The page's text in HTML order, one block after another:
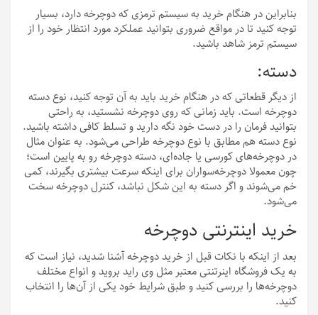
بنابراین در هنگام خرید به سیستم ترمزی که دوچرخه دارد، بسیار
توجه کنید تا در مواقع ضروری بتوانید عملکرد مورد انتظار خود را از
سیستم ترمز شاهد باشید.
دسته:
از دیگر قطعاتی که در هنگام خرید باید به آن توجه کنید، نوع دسته
دوچرخه است. باید زمانی که روی دوچرخه نشستید، به راحتی
بتوانید فرمان را در دست خود نگه دارید و تسلط کافی داشته باشید.
نوع دسته هم مطابق با نوع دوچرخه طراحی می‌شود. به عنوان مثال
در دوچرخه‌های کورسی یا جاده‌ای، دسته دوچرخه رو به پایین است؛
چون معمولا دوچرخه‌سواران برای اینکه سرعت بیشتری بگیرند، کمی
خم می‌شوند و اگر دسته به این شکل نباشد، کنترل دوچرخه سخت
می‌شود.
خرید اینترنتی دوچرخه
بعد از اینکه با نکات قبل از خرید دوچرخه آشنا شدید، نیاز است که
به یک فروشگاه اینرتنتی معتبر مثل وی راید بروید و انواع مختلف
دوچرخه‌ها را بررسی کنید و طبق شرایط خود یکی از آن‌ها را انتخاب
کنید.